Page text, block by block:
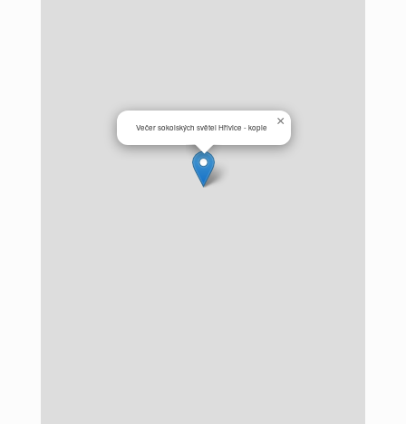
Večer sokolských světel Hřivice - kopie ×